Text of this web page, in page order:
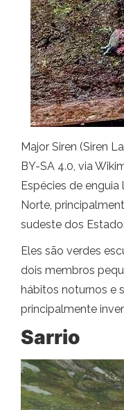
Major Siren (Siren
BY-SA 4.0, via
Espécies de
Norte,
sudeste dos
Eles são verdes
dois membros
hábitos noturnos e
principalmente
Sarrio